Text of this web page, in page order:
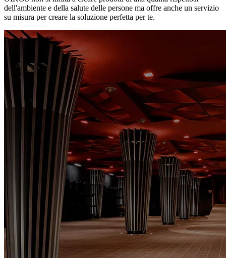
dell'ambiente e della salute delle persone ma offre anche un servizio
su misura per creare la soluzione perfetta per te.